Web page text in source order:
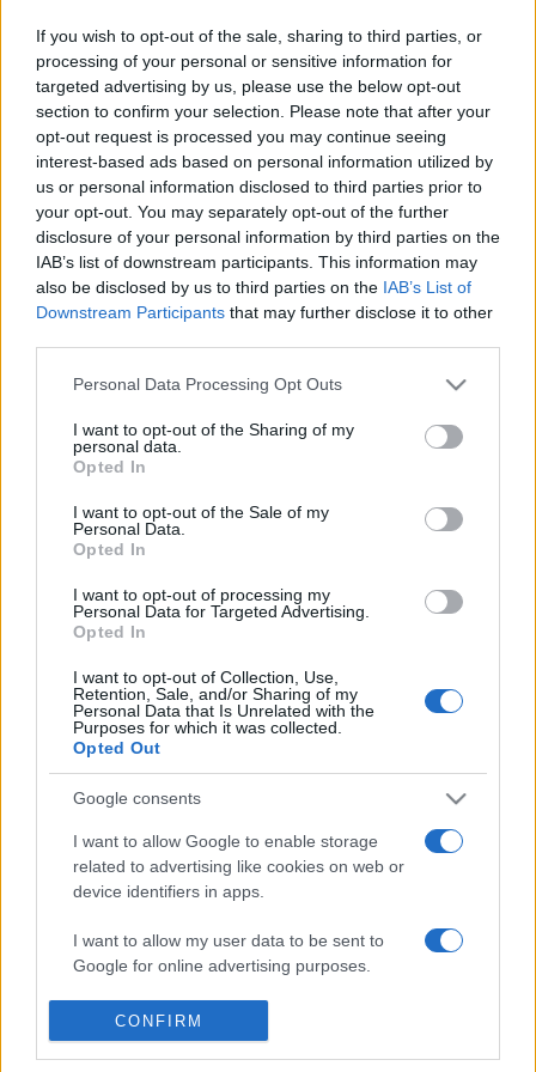
If you wish to opt-out of the sale, sharing to third parties, or
processing of your personal or sensitive information for
targeted advertising by us, please use the below opt-out
section to confirm your selection. Please note that after your
opt-out request is processed you may continue seeing
interest-based ads based on personal information utilized by
us or personal information disclosed to third parties prior to
your opt-out. You may separately opt-out of the further
disclosure of your personal information by third parties on the
IAB’s list of downstream participants. This information may
also be disclosed by us to third parties on the IAB’s List of
Downstream Participants that may further disclose it to other
Please note that this website/app uses one or more Google
not limited to your visit or usage behaviour. You may click to
grant or deny consent to Google and its third-party tags to
use your data for below specified purposes in below Google
consent section.
Personal Data Processing Opt Outs
I want to opt-out of the Sharing of my
personal data.
Opted In
I want to opt-out of the Sale of my
Personal Data.
Opted In
I want to opt-out of processing my
Personal Data for Targeted Advertising.
Opted In
I want to opt-out of Collection, Use,
Retention, Sale, and/or Sharing of my
Personal Data that Is Unrelated with the
Purposes for which it was collected.
Opted Out
Google consents
I want to allow Google to enable storage
related to advertising like cookies on web or
device identifiers in apps.
I want to allow my user data to be sent to
Google for online advertising purposes.
I want to allow Google to send me
personalized advertising.
CONFIRM
érdeklődők. A tárlaton bemutatandó - egykor mindennap
használt, ma már azonban leginkább dísztárgyként kezelt -
pásztoreszközökPerényi János hódmezővásárhelyi,
Varga József
biatorbágyi, Póka Györgygyulai,
Dani
Jánosmakói ésSzőke Péterbékéscsabai magángyűjtők
tulajdonát képezik. A legrégebbi tárgyak a XVIII-XIX. század
fordulójáról származnak, a legfiatalabbak hagyományos
technikával napjainkban készültek.
A pásztorkodás a vadállatok háziasítása óta létező
magyarok életében különösen mély gyökerei vannak. Egy
sajátos, belső tagozódás jellemző képviselőire. A különböző
állatfajok őrzői más-más elnevezést kaptak, általános
kanász és csordás, csürhés volt.
Fontos szerepet töltöttek be mellettük még a számadók,
akik anyagi felelősséggel tartoztak a gazdaságért és a
magyar hitvilág a pásztor tudós, természetfeletti
képességeit, a Biblia és a mesék pedig a becsületes,
egyszerű, dolgos emberi tulajdonságait őrzik.
(Múlt-kor/MTI)